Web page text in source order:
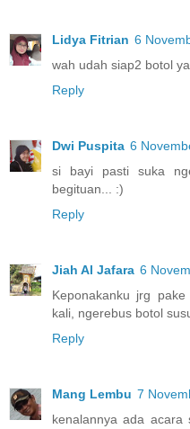
Lidya Fitrian 6
wah udah siap2 botol ya
Reply
Dwi Puspita 6
si bayi pasti suka
begituan... :)
Reply
Jiah Al Jafara 6
Keponakanku jrg
kali, ngerebus botol
Reply
Mang Lembu 7
kenalannya ada acara